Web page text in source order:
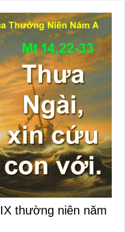
thường niên năm